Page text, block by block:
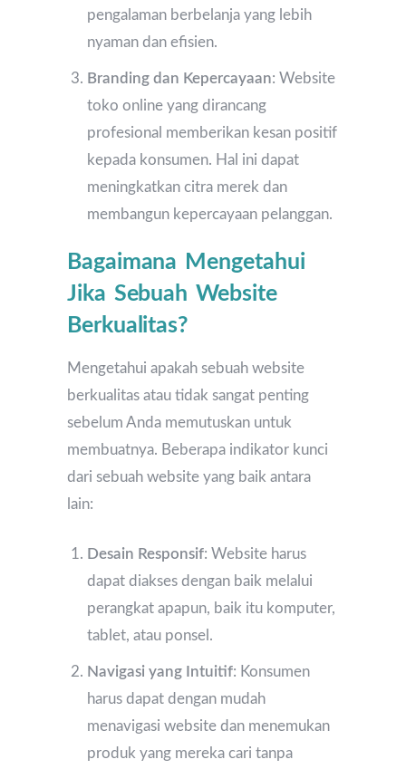
pengalaman berbelanja yang lebih
nyaman dan efisien.
Branding dan Kepercayaan: Website
toko online yang dirancang
profesional memberikan kesan positif
kepada konsumen. Hal ini dapat
meningkatkan citra merek dan
membangun kepercayaan pelanggan.
Bagaimana Mengetahui
Jika Sebuah Website
Berkualitas?
Mengetahui apakah sebuah website
berkualitas atau tidak sangat penting
sebelum Anda memutuskan untuk
membuatnya. Beberapa indikator kunci
dari sebuah website yang baik antara
lain:
Desain Responsif: Website harus
dapat diakses dengan baik melalui
perangkat apapun, baik itu komputer,
tablet, atau ponsel.
Navigasi yang Intuitif: Konsumen
harus dapat dengan mudah
menavigasi website dan menemukan
produk yang mereka cari tanpa